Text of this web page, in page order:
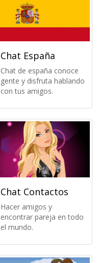
Chat España
Chat de españa conoce
gente y disfruta hablando
con tus amigos.
Chat Contactos
Hacer amigos y
encontrar pareja en todo
el mundo.